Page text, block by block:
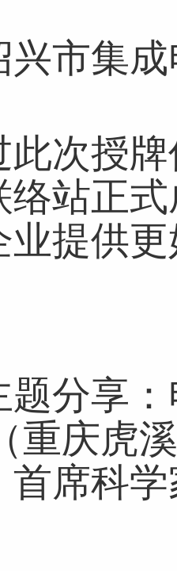
集成
授牌
络站正
业提供
享：
重庆虎
首席科